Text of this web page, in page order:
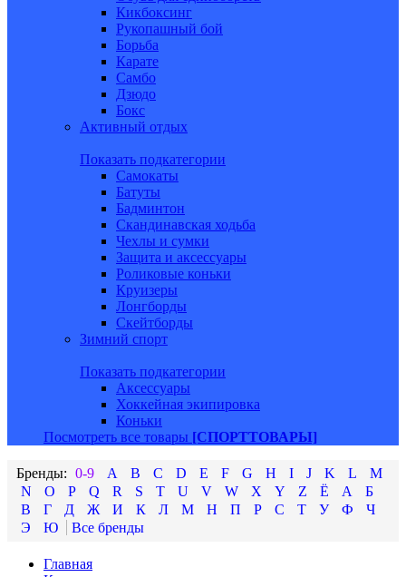
Кикбоксинг
Рукопашный бой
Борьба
Карате
Самбо
Дзюдо
Бокс
Активный отдых
Показать подкатегории
Самокаты
Батуты
Бадминтон
Скандинавская ходьба
Чехлы и сумки
Защита и аксессуары
Роликовые коньки
Круизеры
Лонгборды
Скейтборды
Зимний спорт
Показать подкатегории
Аксессуары
Хоккейная экипировка
Коньки
Посмотреть все товары [СПОРТТОВАРЫ]
0-9 A B C D E F G H I J K L
M
N
O P Q R S T U V W X Y Z Ё А
Б
В
Г Д Ж И К Л М Н П Р С Т У Ф
Ч
Э
Ю
Главная